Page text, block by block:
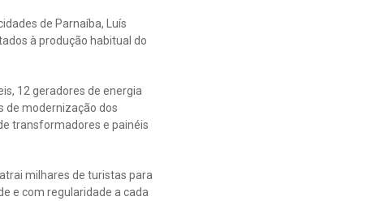
de Parnaíba, Luís
à produção habitual do
12 geradores de energia
de modernização dos
transformadores e painéis
milhares de turistas para
e com regularidade a cada